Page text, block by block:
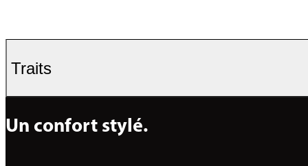
Traits
Un confort stylé.